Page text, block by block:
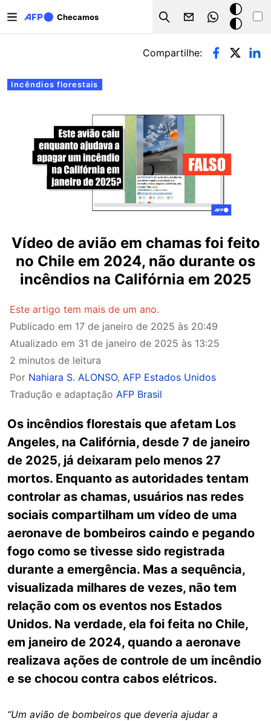
Checamos
Search
Modo
escuro
Abas primárias
Incêndios florestais
Compartilhe:
Vídeo de avião em chamas foi feito
no Chile em 2024, não durante os
incêndios na Califórnia em 2025
Este artigo tem mais de um ano.
Publicado em 17 de janeiro de 2025 às 20:49
Atualizado em 31 de janeiro de 2025 às 13:25
2 minutos de leitura
Por Nahiara S. ALONSO, AFP Estados Unidos
Tradução e adaptação AFP Brasil
Os incêndios florestais que afetam Los
Angeles, na Califórnia, desde 7 de janeiro
de 2025, já deixaram pelo menos 27
mortos. Enquanto as autoridades tentam
controlar as chamas, usuários nas redes
sociais compartilham um vídeo de uma
aeronave de bombeiros caindo e pegando
fogo como se tivesse sido registrada
durante a emergência. Mas a sequência,
visualizada milhares de vezes, não tem
relação com os eventos nos Estados
Unidos. Na verdade, ela foi feita no Chile,
em janeiro de 2024, quando a aeronave
realizava ações de controle de um incêndio
e se chocou contra cabos elétricos.
“Um avião de bombeiros que deveria ajudar a